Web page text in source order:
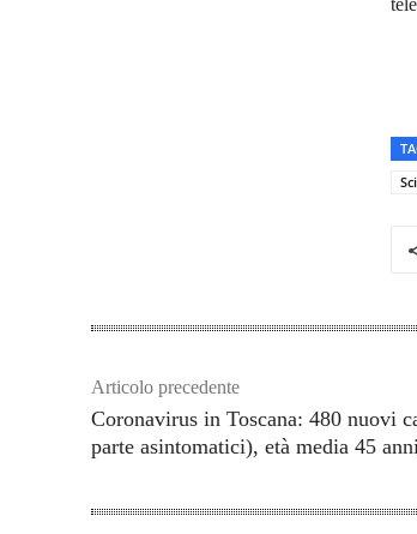
Articolo precedente
Coronavirus in Toscana: 480 nuovi
parte asintomatici), età media 45